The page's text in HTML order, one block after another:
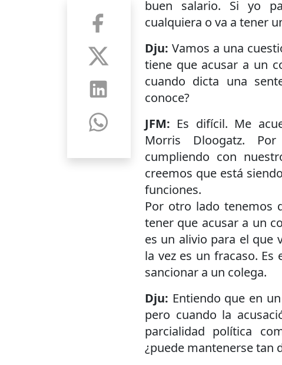
buen salario. Si yo
cualquiera o va a tener
Dju: Vamos a una
tiene que acusar a un
cuando dicta una
conoce?
JFM: Es difícil. Me
Morris Dloogatz.
cumpliendo con
creemos que está
funciones.
Por otro lado tenemos
tener que acusar a un
es un alivio para el que
la vez es un fracaso.
sancionar a un colega.
Dju: Entiendo que en
pero cuando la
parcialidad política
¿puede mantenerse tan